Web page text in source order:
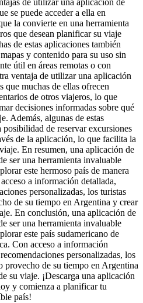
de utilizar una aplicación de
se puede acceder a ella en
la convierte en una herramienta
que desean planificar su viaje
de estas aplicaciones también
y contenido para su uso sin
útil en áreas remotas o con
ventaja de utilizar una aplicación
que muchas de ellas ofrecen
de otros viajeros, lo que
decisiones informadas sobre qué
Además, algunas de estas
de reservar excursiones
de la aplicación, lo que facilita la
En resumen, una aplicación de
ser una herramienta invaluable
este hermoso país de manera
a información detallada,
personalizadas, los turistas
de su tiempo en Argentina y crear
En conclusión, una aplicación de
ser una herramienta invaluable
este país sudamericano de
Con acceso a información
personalizadas, los
provecho de su tiempo en Argentina
su viaje. ¡Descarga una aplicación
y comienza a planificar tu
país!